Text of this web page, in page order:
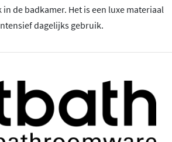
de badkamer. Het is een luxe materiaal
dagelijks gebruik.